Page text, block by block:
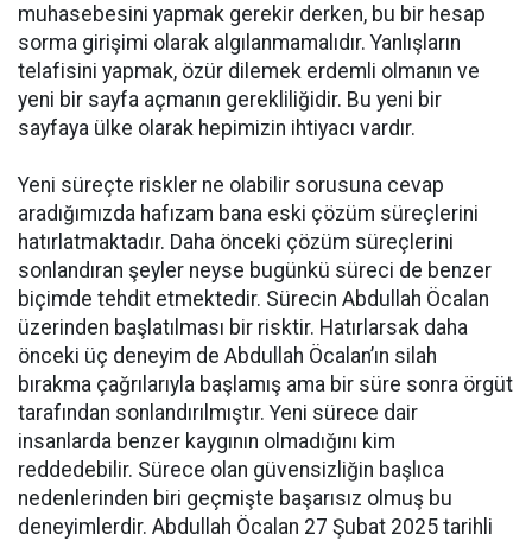
muhasebesini yapmak gerekir derken, bu bir hesap
sorma girişimi olarak algılanmamalıdır. Yanlışların
telafisini yapmak, özür dilemek erdemli olmanın ve
yeni bir sayfa açmanın gerekliliğidir. Bu yeni bir
sayfaya ülke olarak hepimizin ihtiyacı vardır.
Yeni süreçte riskler ne olabilir sorusuna cevap
aradığımızda hafızam bana eski çözüm süreçlerini
hatırlatmaktadır. Daha önceki çözüm süreçlerini
sonlandıran şeyler neyse bugünkü süreci de benzer
biçimde tehdit etmektedir. Sürecin Abdullah Öcalan
üzerinden başlatılması bir risktir. Hatırlarsak daha
önceki üç deneyim de Abdullah Öcalan’ın silah
bırakma çağrılarıyla başlamış ama bir süre sonra örgüt
tarafından sonlandırılmıştır. Yeni sürece dair
insanlarda benzer kaygının olmadığını kim
reddedebilir. Sürece olan güvensizliğin başlıca
nedenlerinden biri geçmişte başarısız olmuş bu
deneyimlerdir. Abdullah Öcalan 27 Şubat 2025 tarihli